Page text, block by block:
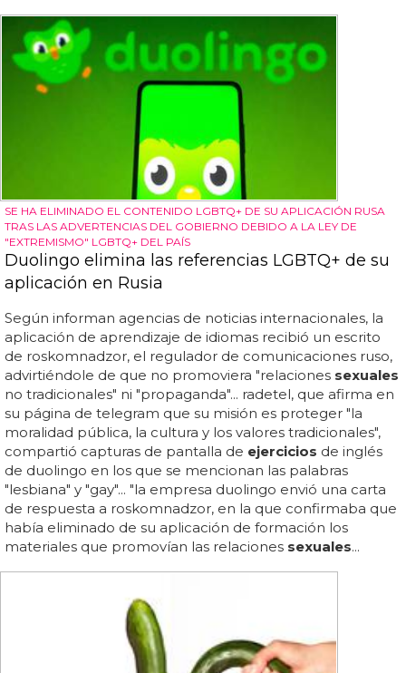
SE HA ELIMINADO EL CONTENIDO LGBTQ+ DE SU APLICACIÓN RUSA
TRAS LAS ADVERTENCIAS DEL GOBIERNO DEBIDO A LA LEY DE
"EXTREMISMO" LGBTQ+ DEL PAÍS
Duolingo elimina las referencias LGBTQ+ de su
aplicación en Rusia
Según informan agencias de noticias internacionales, la
aplicación de aprendizaje de idiomas recibió un escrito
de roskomnadzor, el regulador de comunicaciones ruso,
advirtiéndole de que no promoviera "relaciones sexuales
no tradicionales" ni "propaganda"... radetel, que afirma en
su página de telegram que su misión es proteger "la
moralidad pública, la cultura y los valores tradicionales",
compartió capturas de pantalla de ejercicios de inglés
de duolingo en los que se mencionan las palabras
"lesbiana" y "gay"... "la empresa duolingo envió una carta
de respuesta a roskomnadzor, en la que confirmaba que
había eliminado de su aplicación de formación los
materiales que promovían las relaciones sexuales...